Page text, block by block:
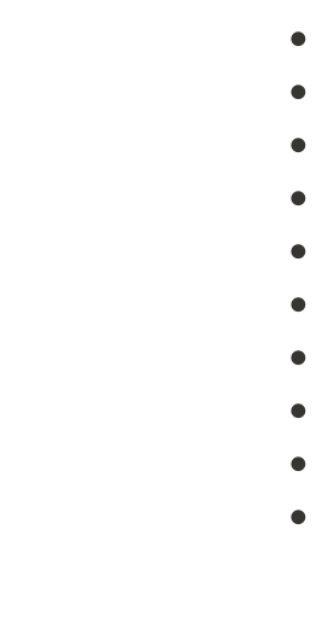
●
●
●
●
●
●
●
●
●
●